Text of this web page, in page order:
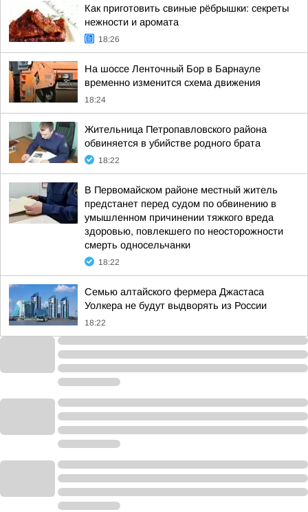
Как приготовить свиные рёбрышки: секреты
нежности и аромата
18:26
На шоссе Ленточный Бор в Барнауле
временно изменится схема движения
18:24
Жительница Петропавловского района
обвиняется в убийстве родного брата
18:22
В Первомайском районе местный житель
предстанет перед судом по обвинению в
умышленном причинении тяжкого вреда
здоровью, повлекшего по неосторожности
смерть односельчанки
18:22
Семью алтайского фермера Джастаса
Уолкера не будут выдворять из России
18:22